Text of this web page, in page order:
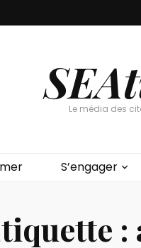
Le média des
S’engager
: